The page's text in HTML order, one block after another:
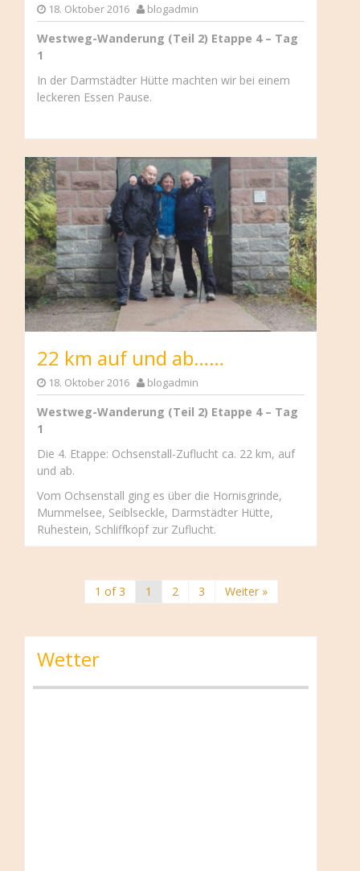
18. Oktober 2016 blogadmin
Westweg-Wanderung (Teil 2) Etappe 4 – Tag
1
In der Darmstädter Hütte machten wir bei einem
leckeren Essen Pause.
22 km auf und ab……
18. Oktober 2016 blogadmin
Westweg-Wanderung (Teil 2) Etappe 4 – Tag
1
Die 4. Etappe: Ochsenstall-Zuflucht ca. 22 km, auf
und ab.
Vom Ochsenstall ging es über die Hornisgrinde,
Mummelsee, Seiblseckle, Darmstädter Hütte,
Ruhestein, Schliffkopf zur Zuflucht.
1 of 3 1 2 3 Weiter »
Wetter